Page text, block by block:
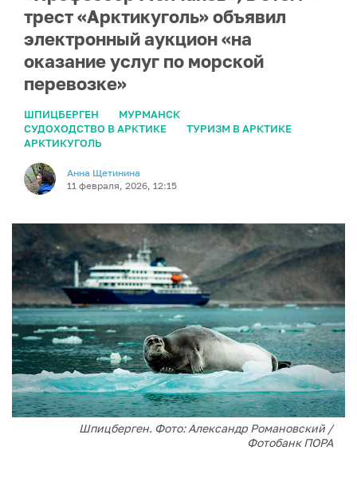
трест «Арктикуголь» объявил
электронный аукцион «на
оказание услуг по морской
перевозке»
ШПИЦБЕРГЕН
МУРМАНСК
СУДОХОДСТВО В АРКТИКЕ
ТУРИЗМ В АРКТИКЕ
АРКТИКУГОЛЬ
Анна Щетинина
11 февраля, 2026, 12:15
Шпицберген. Фото: Александр Романовский /
Фотобанк ПОРА